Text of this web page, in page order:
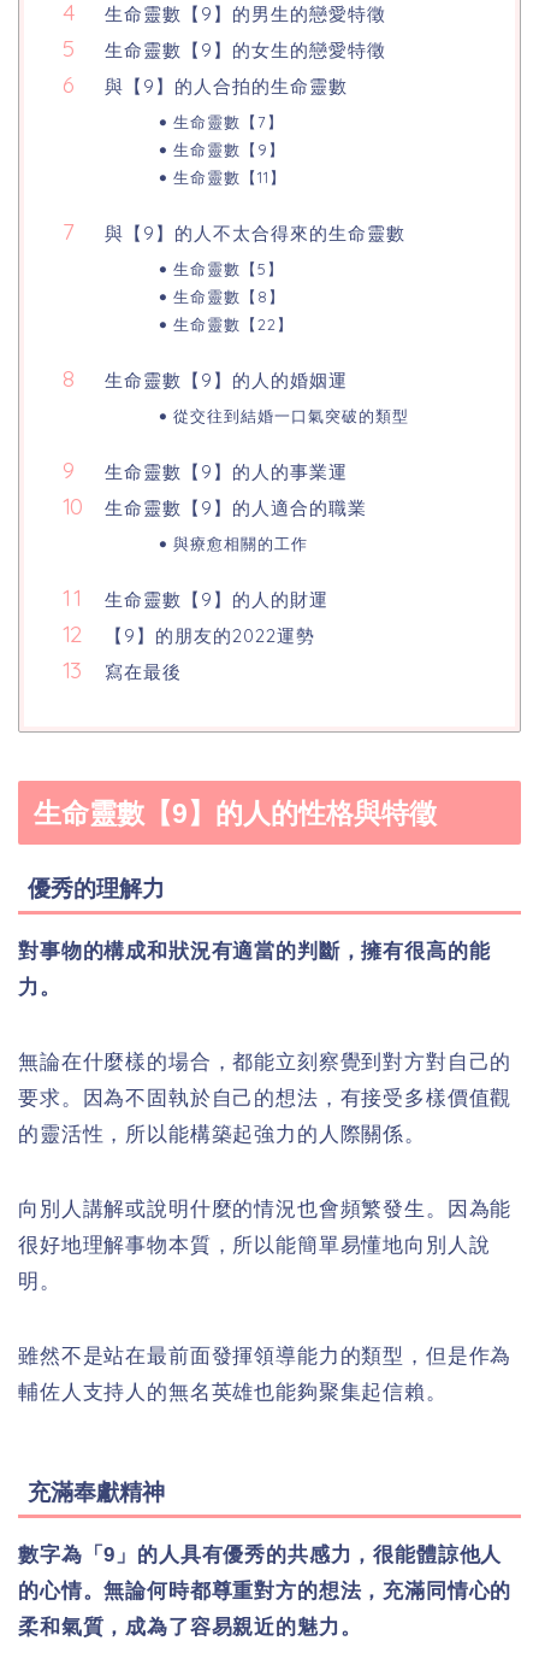
生命靈數【9】的男生的戀愛特徵
生命靈數【9】的女生的戀愛特徵
與【9】的人合拍的生命靈數
生命靈數【7】
生命靈數【9】
生命靈數【11】
與【9】的人不太合得來的生命靈數
生命靈數【5】
生命靈數【8】
生命靈數【22】
生命靈數【9】的人的婚姻運
從交往到結婚一口氣突破的類型
生命靈數【9】的人的事業運
生命靈數【9】的人適合的職業
與療愈相關的工作
生命靈數【9】的人的財運
【9】的朋友的2022運勢
寫在最後
生命靈數【9】的人的性格與特徵
優秀的理解力
對事物的構成和狀況有適當的判斷，擁有很高的能
力。
無論在什麼樣的場合，都能立刻察覺到對方對自己的
要求。因為不固執於自己的想法，有接受多樣價值觀
的靈活性，所以能構築起強力的人際關係。
向別人講解或說明什麼的情況也會頻繁發生。因為能
很好地理解事物本質，所以能簡單易懂地向別人說
明。
雖然不是站在最前面發揮領導能力的類型，但是作為
輔佐人支持人的無名英雄也能夠聚集起信賴。
充滿奉獻精神
數字為「9」的人具有優秀的共感力，很能體諒他人
的心情。無論何時都尊重對方的想法，充滿同情心的
柔和氣質，成為了容易親近的魅力。